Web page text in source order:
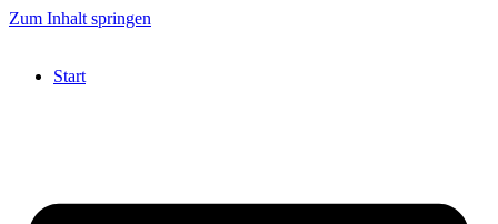
Zum Inhalt springen
Start